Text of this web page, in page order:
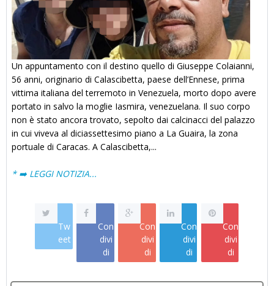
Un appuntamento con il destino quello di Giuseppe Colaianni,
56 anni, originario di Calascibetta, paese dell’Ennese, prima
vittima italiana del terremoto in Venezuela, morto dopo avere
portato in salvo la moglie Iasmira, venezuelana. Il suo corpo
non è stato ancora trovato, sepolto dai calcinacci del palazzo
in cui viveva al diciassettesimo piano a La Guaira, la zona
portuale di Caracas. A Calascibetta,...
* ➡️ LEGGI NOTIZIA...
Tw
eet
Con
divi
di
Con
divi
di
Con
divi
di
Con
divi
di